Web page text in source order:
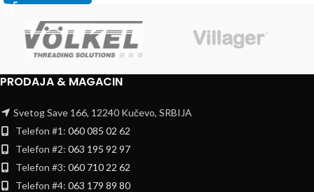
PRODAJA & MAGACIN
Svetog Save 166, 12240 Kučevo, SRBIJA
Telefon #1: 060 085 02 62
Telefon #2: 063 195 92 97
Telefon #3: 060 710 22 62
Telefon #4: 063 179 89 80